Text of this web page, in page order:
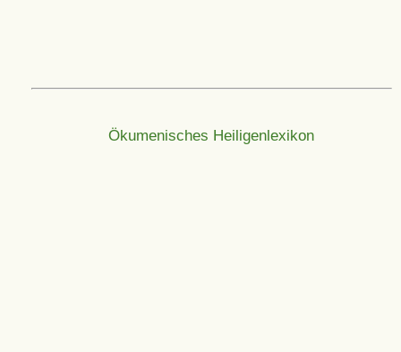
Ökumenisches Heiligenlexikon